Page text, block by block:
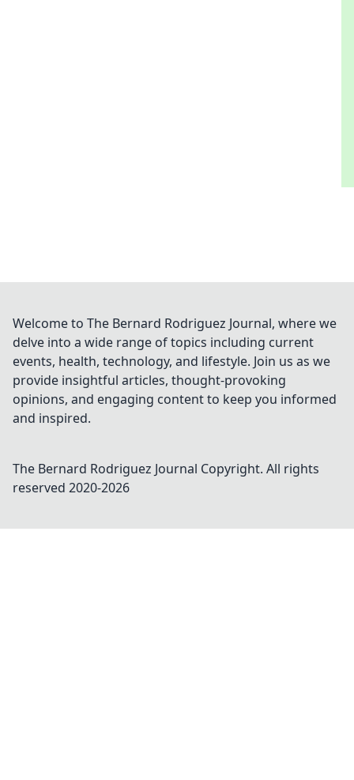
Welcome to The Bernard Rodriguez Journal, where we
delve into a wide range of topics including current
events, health, technology, and lifestyle. Join us as we
provide insightful articles, thought-provoking
opinions, and engaging content to keep you informed
and inspired.
The Bernard Rodriguez Journal Copyright. All rights
reserved 2020-2026